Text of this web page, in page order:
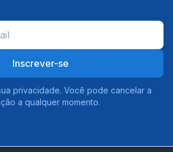
Inscrever-se
privacidade. Você pode cancelar a
a qualquer momento.